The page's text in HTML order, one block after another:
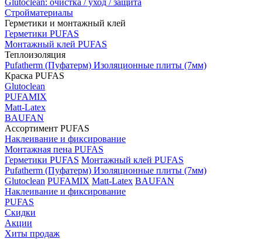
Glutoclean: очистка / уход / защита
Стройматериалы
Герметики и монтажный клей
Герметики PUFAS
Монтажный клей PUFAS
Теплоизоляция
Pufatherm (Пуфатерм) Изоляционные плиты (7мм)
Краска PUFAS
Glutoclean
PUFAMIX
Matt-Latex
BAUFAN
Ассортимент PUFAS
Наклеивание и фиксирование
Монтажная пена PUFAS
Герметики PUFAS Монтажный клей PUFAS
Pufatherm (Пуфатерм) Изоляционные плиты (7мм)
Glutoclean PUFAMIX Matt-Latex BAUFAN
Наклеивание и фиксирование
PUFAS
Скидки
Акции
Хиты продаж